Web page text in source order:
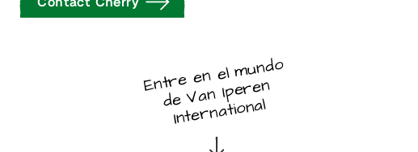
Entre en el
mundo
de
Van Iperen
International